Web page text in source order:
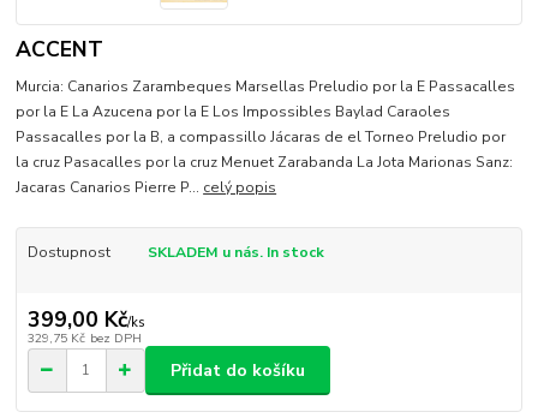
ACCENT
Murcia: Canarios Zarambeques Marsellas Preludio por la E Passacalles
por la E La Azucena por la E Los Impossibles Baylad Caraoles
Passacalles por la B, a compassillo Jácaras de el Torneo Preludio por
la cruz Pasacalles por la cruz Menuet Zarabanda La Jota Marionas Sanz:
Jacaras Canarios Pierre P... celý popis
Dostupnost SKLADEM u nás. In stock
399,00 Kč/ks
329,75 Kč bez DPH
Přidat do košíku